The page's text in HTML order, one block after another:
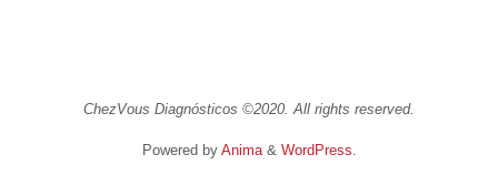
ChezVous Diagnósticos ©2020. All rights reserved.
Powered byAnima& WordPress.